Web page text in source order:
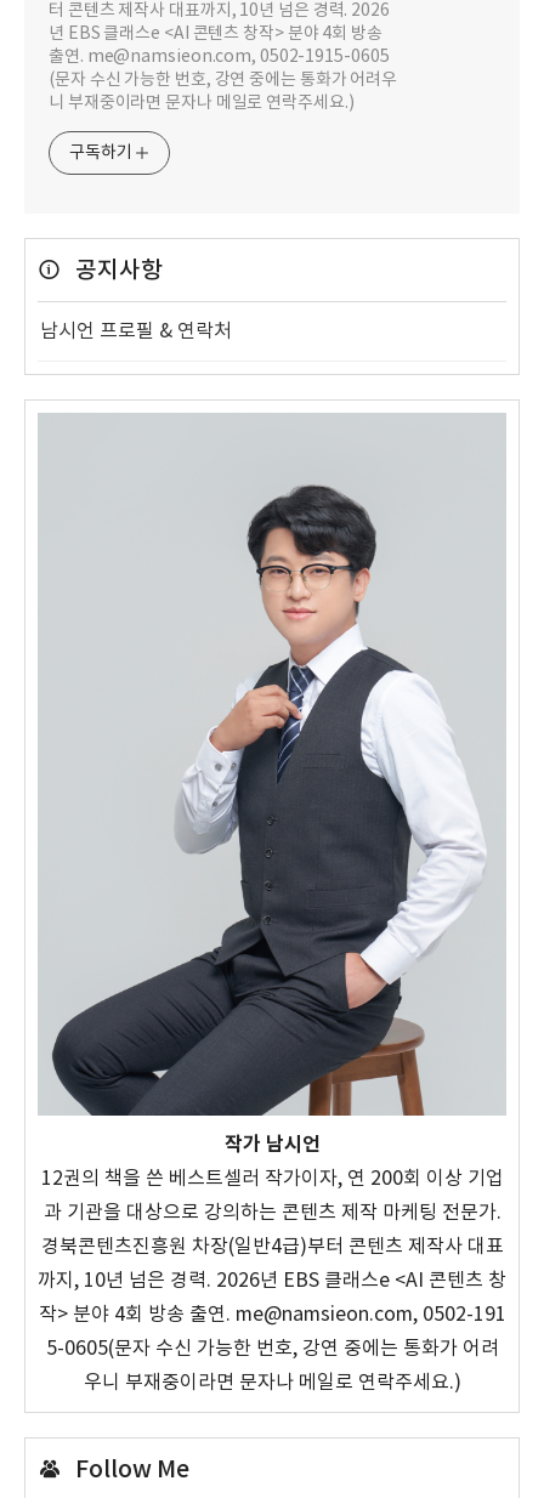
터 콘텐츠 제작사 대표까지, 10년 넘은 경력. 2026
년 EBS 클래스e <AI 콘텐츠 창작> 분야 4회 방송
출연. me@namsieon.com, 0502-1915-0605
(문자 수신 가능한 번호, 강연 중에는 통화가 어려우
니 부재중이라면 문자나 메일로 연락주세요.)
구독하기
공지사항
남시언 프로필 & 연락처
작가 남시언
12권의 책을 쓴 베스트셀러 작가이자, 연 200회 이상 기업
과 기관을 대상으로 강의하는 콘텐츠 제작 마케팅 전문가.
경북콘텐츠진흥원 차장(일반4급)부터 콘텐츠 제작사 대표
까지, 10년 넘은 경력. 2026년 EBS 클래스e <AI 콘텐츠 창
작> 분야 4회 방송 출연. me@namsieon.com, 0502-191
5-0605(문자 수신 가능한 번호, 강연 중에는 통화가 어려
우니 부재중이라면 문자나 메일로 연락주세요.)
Follow Me